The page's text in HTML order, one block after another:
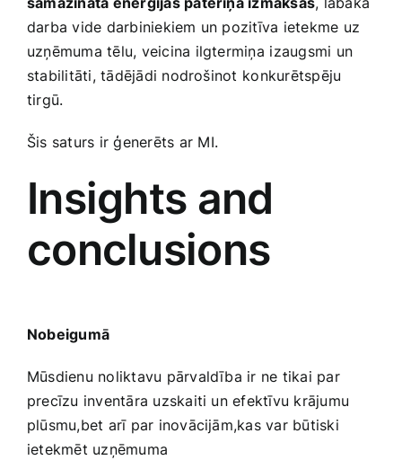
darba vide darbiniekiem un pozitīva ietekme ‌uz
uzņēmuma tēlu, veicina ilgtermiņa⁢ izaugsmi un
stabilitāti, tādējādi nodrošinot⁢ konkurētspēju
tirgū.
Šis saturs‌ ir ģenerēts ar ⁢MI.
Insights and
conclusions
Nobeigumā
Mūsdienu noliktavu pārvaldība ir ne tikai par
precīzu inventāra uzskaiti un efektīvu krājumu
plūsmu,bet arī par inovācijām,kas var būtiski
‍ietekmēt uzņēmuma